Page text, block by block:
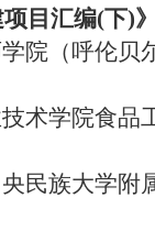
项目汇编(下)
院（呼伦贝
术学院食品
民族大学附